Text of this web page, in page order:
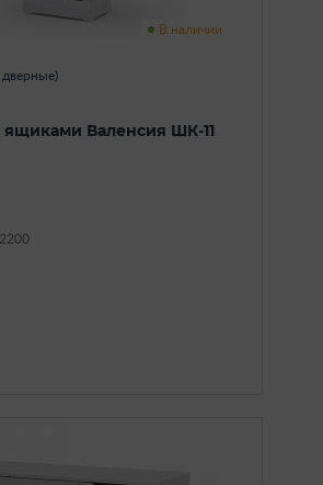
В наличии
дверные)
ящиками Валенсия ШК-11